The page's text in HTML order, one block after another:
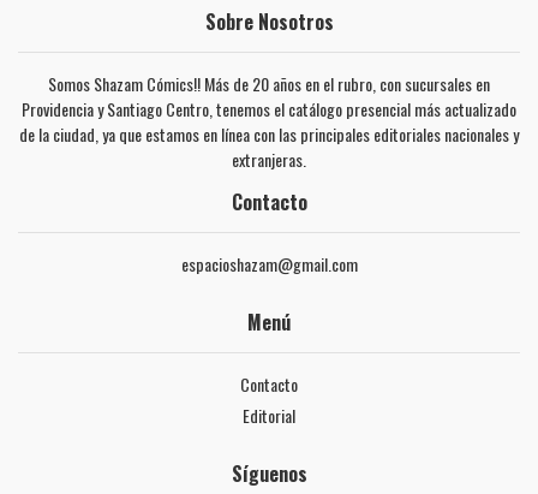
Sobre Nosotros
Somos Shazam Cómics!! Más de 20 años en el rubro, con sucursales en
Providencia y Santiago Centro, tenemos el catálogo presencial más actualizado
de la ciudad, ya que estamos en línea con las principales editoriales nacionales y
extranjeras.
Contacto
espacioshazam@gmail.com
Menú
Contacto
Editorial
Síguenos